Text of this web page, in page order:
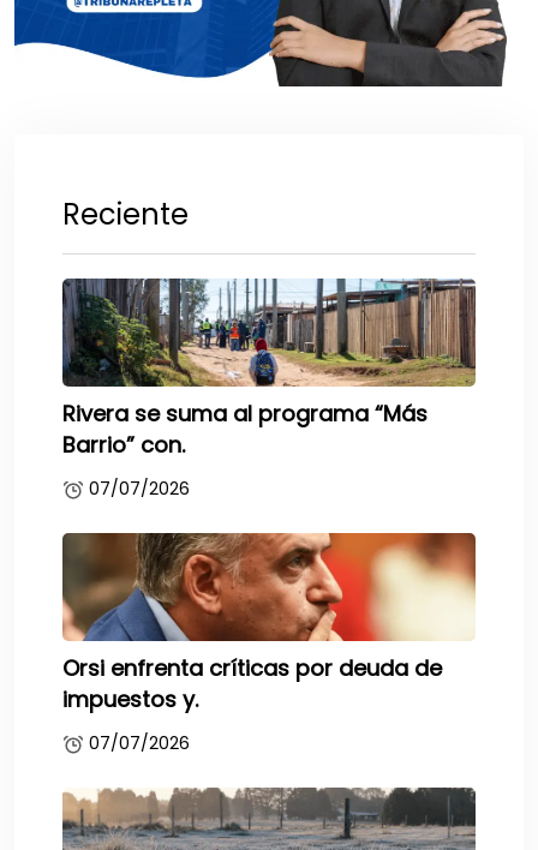
Reciente
Rivera se suma al programa “Más
Barrio” con.
07/07/2026
Orsi enfrenta críticas por deuda de
impuestos y.
07/07/2026